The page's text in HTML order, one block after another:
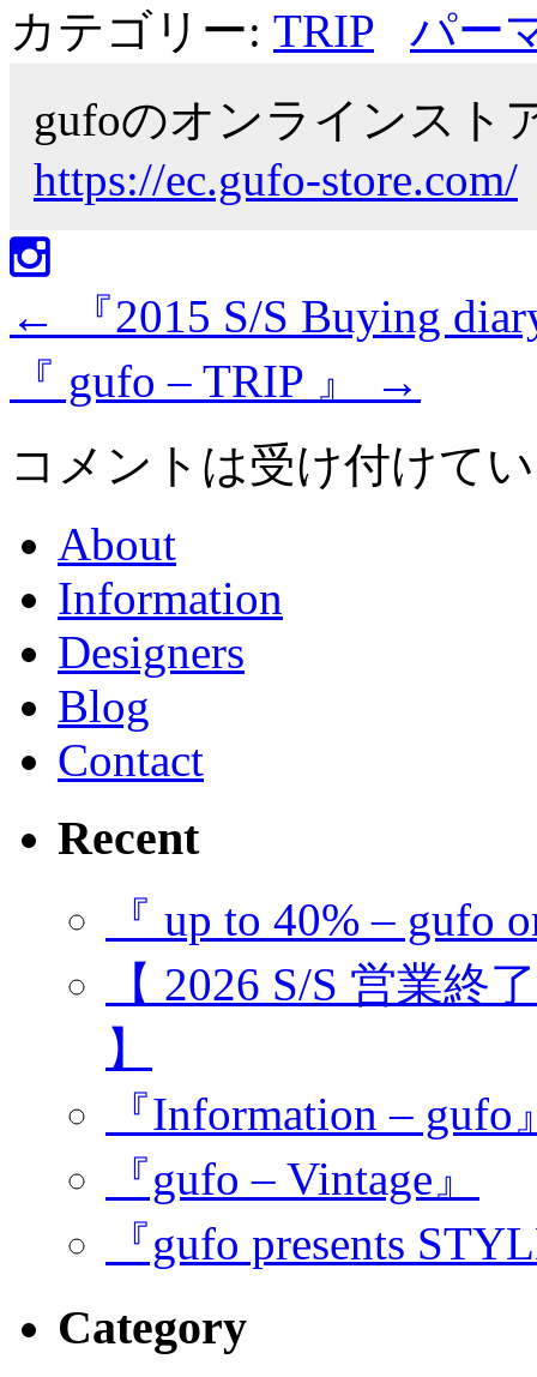
カテゴリー: TRIP
パー
gufoのオンラインスト
https://ec.gufo-store.com/
←
『2015 S/S Buying
『 gufo – TRIP 』
→
コメントは受け付けて
About
Information
Designers
Blog
Contact
Recent
『 up to 40% – gufo
【 2026 S/S 営業終
】
『Information – gufo
『gufo – Vintage』
『gufo presents
Category